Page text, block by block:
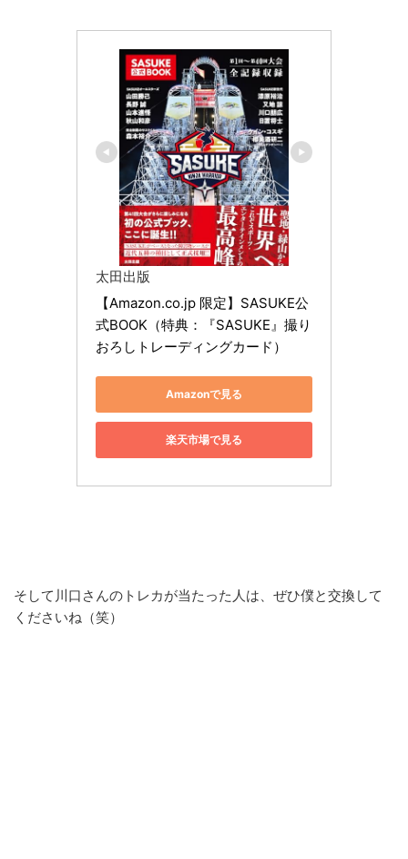
太田出版
【Amazon.co.jp 限定】SASUKE公
式BOOK（特典：『SASUKE』撮り
おろしトレーディングカード）
Amazonで見る
楽天市場で見る
そして川口さんのトレカが当たった人は、ぜひ僕と交換して
くださいね（笑）